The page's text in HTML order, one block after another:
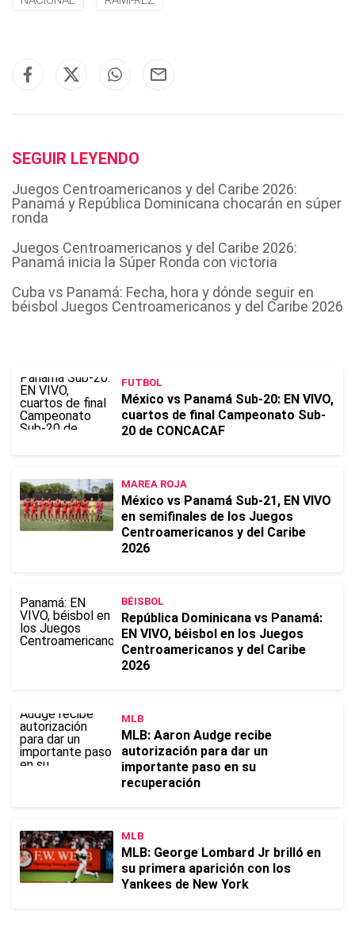
SEGUIR LEYENDO
Juegos Centroamericanos y del Caribe 2026:
Panamá y República Dominicana chocarán en súper
ronda
Juegos Centroamericanos y del Caribe 2026:
Panamá inicia la Súper Ronda con victoria
Cuba vs Panamá: Fecha, hora y dónde seguir en
béisbol Juegos Centroamericanos y del Caribe 2026
FUTBOL
México vs Panamá Sub-20: EN VIVO,
cuartos de final Campeonato Sub-
20 de CONCACAF
MAREA ROJA
México vs Panamá Sub-21, EN VIVO
en semifinales de los Juegos
Centroamericanos y del Caribe
2026
BÉISBOL
República Dominicana vs Panamá:
EN VIVO, béisbol en los Juegos
Centroamericanos y del Caribe
2026
MLB
MLB: Aaron Audge recibe
autorización para dar un
importante paso en su
recuperación
MLB
MLB: George Lombard Jr brilló en
su primera aparición con los
Yankees de New York